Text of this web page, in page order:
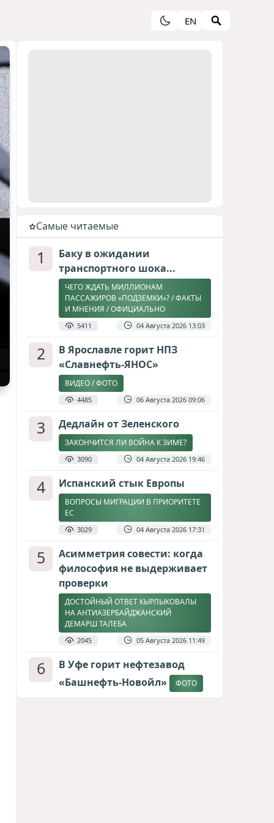
EN
Cамые читаемые
1
Баку в ожидании
транспортного шока...
ЧЕГО ЖДАТЬ МИЛЛИОНАМ
ПАССАЖИРОВ «ПОДЗЕМКИ»? / ФАКТЫ
И МНЕНИЯ / ОФИЦИАЛЬНО
5411 04 Августа 2026 13:03
2
В Ярославле горит НПЗ
«Славнефть-ЯНОС»
ВИДЕО / ФОТО
4485 06 Августа 2026 09:06
3 Дедлайн от Зеленского
ЗАКОНЧИТСЯ ЛИ ВОЙНА К ЗИМЕ?
3090 04 Августа 2026 19:46
4 Испанский стык Европы
ВОПРОСЫ МИГРАЦИИ В ПРИОРИТЕТЕ
ЕС
3029 04 Августа 2026 17:31
5
Асимметрия совести: когда
философия не выдерживает
проверки
ДОСТОЙНЫЙ ОТВЕТ КЫРЛЫКОВАЛЫ
НА АНТИАЗЕРБАЙДЖАНСКИЙ
ДЕМАРШ ТАЛЕБА
2045 05 Августа 2026 11:49
6
В Уфе горит нефтезавод
«Башнефть-Новойл»
ФОТО